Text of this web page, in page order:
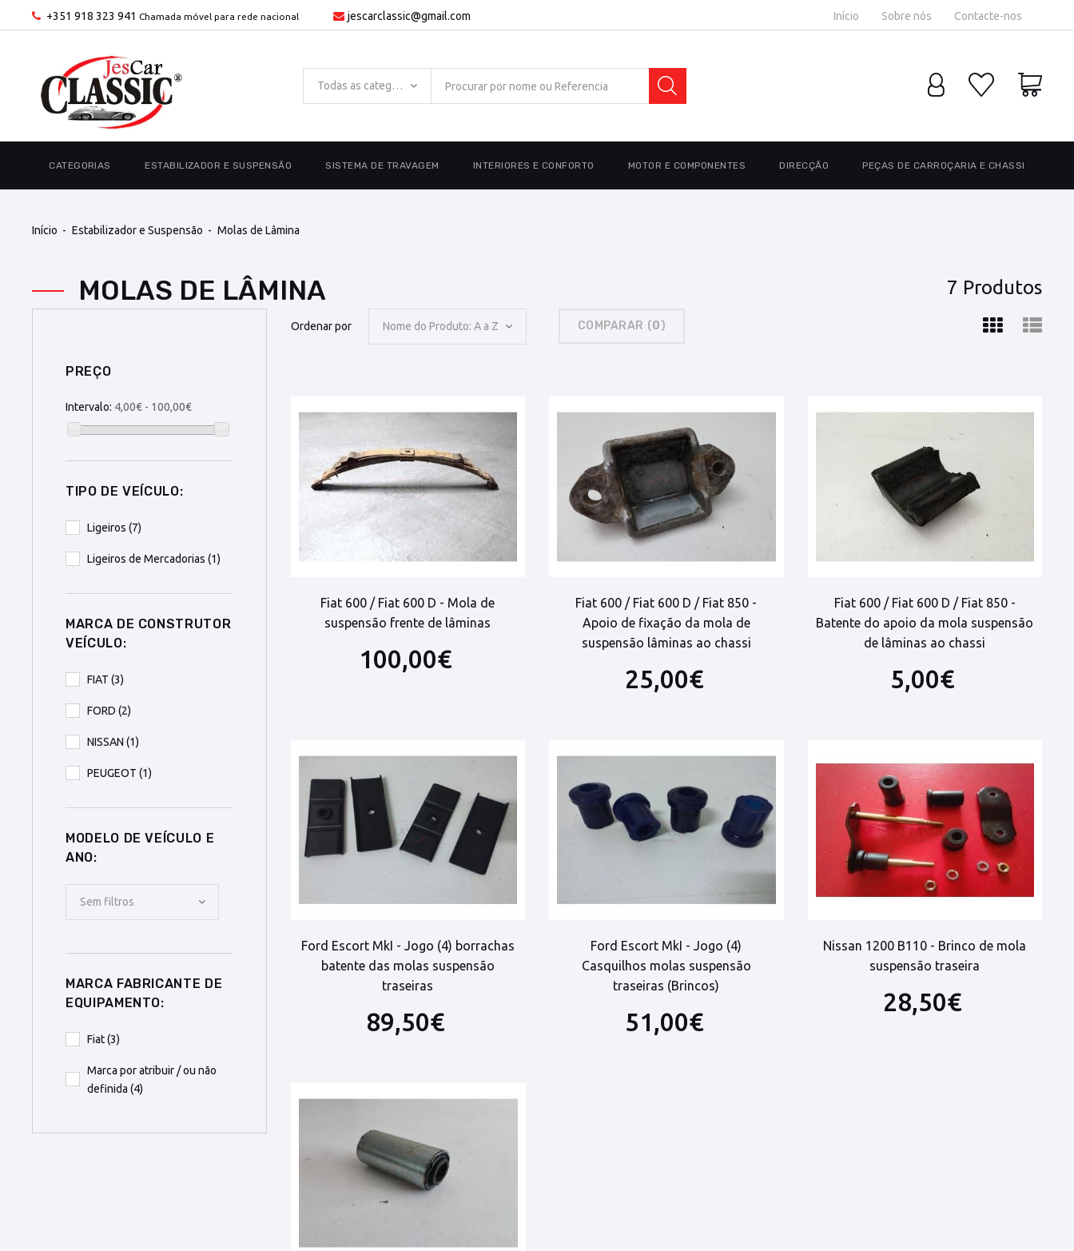
+351 918 323 941 Chamada móvel para rede nacional jescarclassic@gmail.com Início Sobre nós Contacte-nos
Todas as categorias
CATEGORIAS ESTABILIZADOR E SUSPENSÃO SISTEMA DE TRAVAGEM INTERIORES E CONFORTO MOTOR E COMPONENTES DIRECÇÃO PEÇAS DE CARROÇARIA E CHASSI
Início Estabilizador e Suspensão Molas de Lâmina
MOLAS DE LÂMINA 7 Produtos
Ordenar por Nome do Produto: A a Z COMPARAR (0)
Fiat 600 / Fiat 600 D - Mola de
suspensão frente de lâminas
100,00€
Fiat 600 / Fiat 600 D / Fiat 850 -
Apoio de fixação da mola de
suspensão lâminas ao chassi
25,00€
Fiat 600 / Fiat 600 D / Fiat 850 -
Batente do apoio da mola suspensão
de lâminas ao chassi
5,00€
Ford Escort MkI - Jogo (4) borrachas
batente das molas suspensão
traseiras
89,50€
Ford Escort MkI - Jogo (4)
Casquilhos molas suspensão
traseiras (Brincos)
51,00€
Nissan 1200 B110 - Brinco de mola
suspensão traseira
28,50€
PREÇO
Intervalo: 4,00€ - 100,00€
TIPO DE VEÍCULO:
Ligeiros (7)
Ligeiros de Mercadorias (1)
MARCA DE CONSTRUTOR
VEÍCULO:
FIAT (3)
FORD (2)
NISSAN (1)
PEUGEOT (1)
MODELO DE VEÍCULO E
ANO:
Sem filtros
MARCA FABRICANTE DE
EQUIPAMENTO:
Fiat(3)
Marca por atribuir / ou não
definida (4)